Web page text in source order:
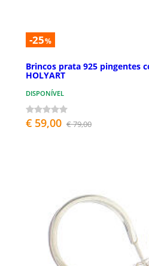
-25%
Brincos prata 925 pingentes
HOLYART
DISPONÍVEL
€ 59,00 € 79,00